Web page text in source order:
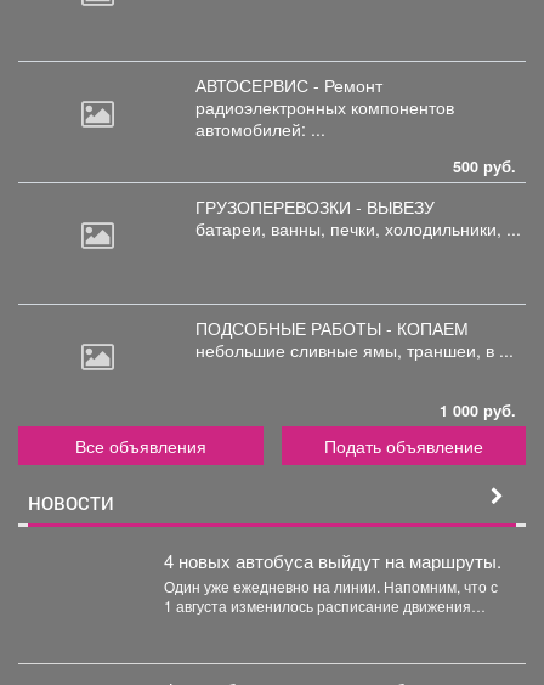
АВТОСЕРВИС - Ремонт
радиоэлектронных компонентов
автомобилей: ...
500 руб.
ГРУЗОПЕРЕВОЗКИ - ВЫВЕЗУ
батареи, ванны, печки, холодильники, ...
ПОДСОБНЫЕ РАБОТЫ - КОПАЕМ
небольшие сливные ямы, траншеи, в ...
1 000 руб.
Все объявления Подать объявление
НОВОСТИ
4 новых автобуса выйдут на маршруты.
Один уже ежедневно на линии. Напомним, что с
1 августа изменилось расписание движения